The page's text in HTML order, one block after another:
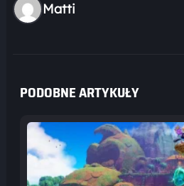
Matti
PODOBNE ARTYKUŁY